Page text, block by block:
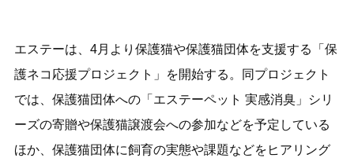
エステーは、4月より保護猫や保護猫団体を支援する「保
護ネコ応援プロジェクト」を開始する。同プロジェクト
では、保護猫団体への「エステーペット 実感消臭」シリ
ーズの寄贈や保護猫譲渡会への参加などを予定している
ほか、保護猫団体に飼育の実態や課題などをヒアリング